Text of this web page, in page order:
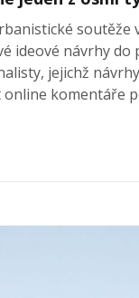
soutěže
ideové návrhy do
jejichž
komentáře